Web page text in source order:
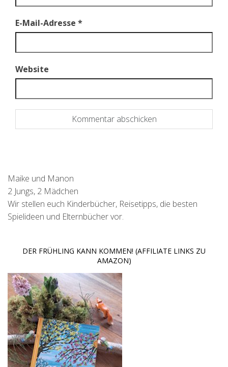
E-Mail-Adresse *
Website
Maike und Manon
2 Jungs, 2 Mädchen
Wir stellen euch Kinderbücher, Reisetipps, die besten
Spielideen und Elternbücher vor.
DER FRÜHLING KANN KOMMEN! (AFFILIATE LINKS ZU
AMAZON)